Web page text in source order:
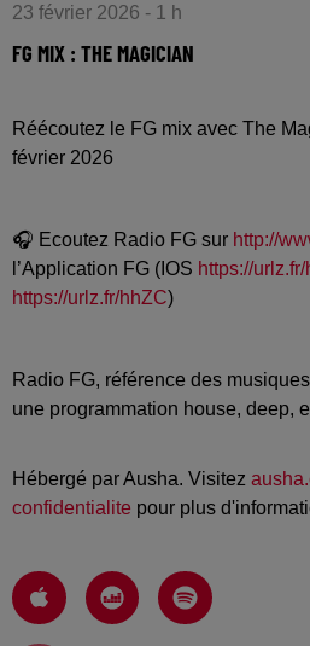
23 février 2026 - 1 h
FG MIX : THE MAGICIAN
Réécoutez le FG mix avec The
février 2026
🎧 Ecoutez Radio FG sur http://
l’Application FG (IOS https://
https://urlz.fr/hhZC)
Radio FG, référence des
une programmation house, deep,
Hébergé par Ausha. Visitez
confidentialite pour plus